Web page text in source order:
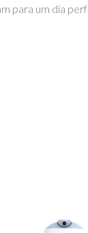
para um dia
(para maior
frontal com